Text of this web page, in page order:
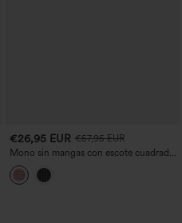
€26,95 EUR €57,95 EUR
Mono sin mangas con escote cuadrado,
tirantes ajustables, con cinturón, a rayas,
de estilo casual, con tacto de lino y
bolsillos — ¡Fácilísimo!